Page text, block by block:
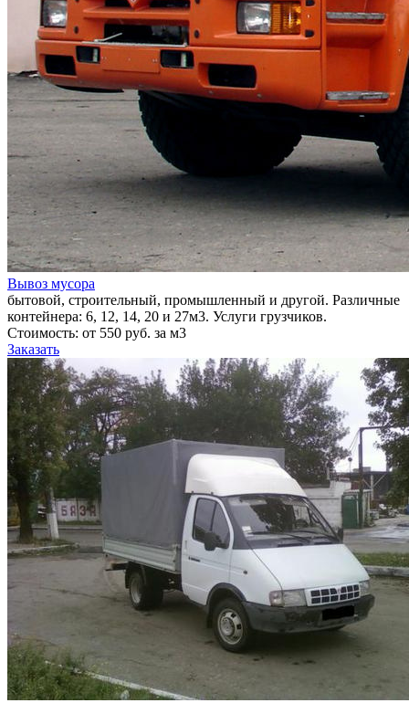
Вывоз мусора
бытовой, строительный, промышленный и другой. Различные
контейнера: 6, 12, 14, 20 и 27м3. Услуги грузчиков.
Стоимость: от 550 руб. за м3
Заказать